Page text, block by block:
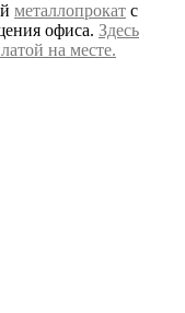
металлопрокат с
офиса. Здесь
на месте.